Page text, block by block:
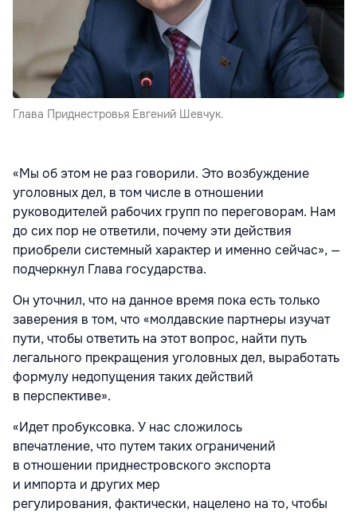
Глава Приднестровья Евгений Шевчук.
«Мы об этом не раз говорили. Это возбуждение
уголовных дел, в том числе в отношении
руководителей рабочих групп по переговорам. Нам
до сих пор не ответили, почему эти действия
приобрели системный характер и именно сейчас», —
подчеркнул Глава государства.
Он уточнил, что на данное время пока есть только
заверения в том, что «молдавские партнеры изучат
пути, чтобы ответить на этот вопрос, найти путь
легального прекращения уголовных дел, выработать
формулу недопущения таких действий
в перспективе».
«Идет пробуксовка. У нас сложилось
впечатление, что путем таких ограничений
в отношении приднестровского экспорта
и импорта и других мер
регулирования, фактически, нацелено на то, чтобы